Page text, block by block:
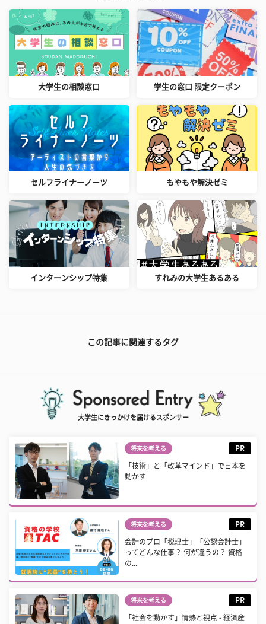
大学生の相談窓口 学生の窓口 限定クーポン
セルフライナーノーツ もやもや解決ゼミ
インターンシップ特集 すれみの大学生あるある
この記事に関連するタグ
大学生にきっかけを届けるスポンサー
将来を考える PR
「技術」と「改革マインド」で日本を
動かす
将来を考える PR
会計のプロ「税理士」「公認会計士」
ってどんな仕事？ 何が違うの？ 資格
の...
将来を考える PR
「社会を動かす」情熱と視点 - 経済産